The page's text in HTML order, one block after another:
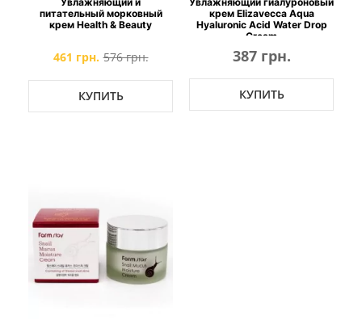
питательный морковный
крем Health & Beauty
461 грн. 576 грн.
КУПИТЬ
крем Elizavecca Aqua
Hyaluronic Acid Water Drop
Cream
387 грн.
КУПИТЬ